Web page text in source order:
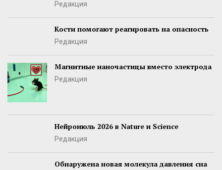
Редакция
Кости помогают реагировать на опасность
Редакция
Магнитные наночастицы вместо электрода
Редакция
Нейроиюль 2026 в Nature и Science
Редакция
Обнаружена новая молекула давления сна